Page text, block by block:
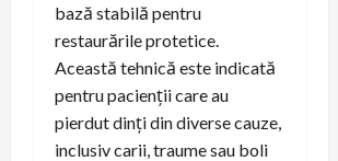
bază stabilă pentru
restaurările protetice.
Această tehnică este indicată
pentru pacienții care au
pierdut dinți din diverse cauze,
inclusiv carii, traume sau boli